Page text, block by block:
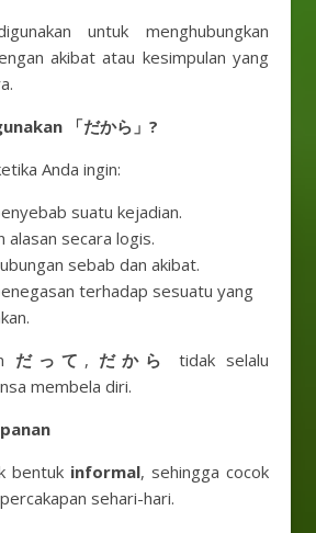
untuk menghubungkan
akibat atau kesimpulan yang
「だから」?
Anda ingin:
suatu kejadian.
alasan secara logis.
sebab dan akibat.
terhadap sesuatu yang
だって , だから
tidak selalu
membela diri.
bentuk informal, sehingga cocok
sehari-hari.